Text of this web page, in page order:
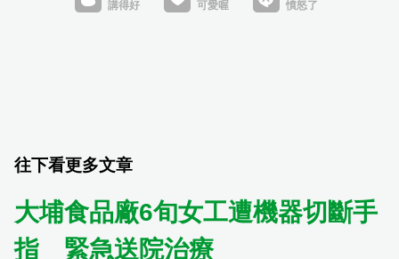
往下看更多文章
大埔食品廠6旬女工遭機器切斷手
指 緊急送院治療